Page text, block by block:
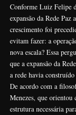
Conforme Luiz Felipe
expansão da Rede Paz
crescimento foi
evitam fazer: a
nova escala? Essa
que a expansão da
a rede havia
De acordo com a
Menezes, que orientou
estrutura necessária